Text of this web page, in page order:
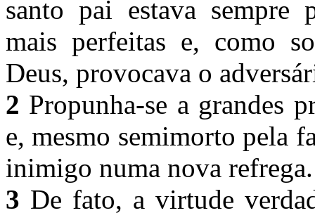
santo pai estava sempre
mais perfeitas e, como
Deus, provocava o
2 Propunha-se a grandes
e, mesmo semimorto pela
inimigo numa nova
3 De fato, a virtude